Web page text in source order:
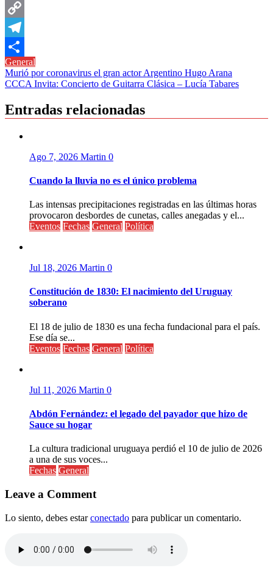
Messenger
Copy
Link
Telegram
Compartir
General
Navegación
de
entradas
Murió por coronavirus el gran actor Argentino Hugo Arana
CCCA Invita: Concierto de Guitarra Clásica – Lucía Tabares
Entradas relacionadas
Ago 7, 2026 Martin 0
Cuando la lluvia no es el único problema
Las intensas precipitaciones registradas en las últimas horas
provocaron desbordes de cunetas, calles anegadas y el...
Eventos Fechas General Política
Jul 18, 2026 Martin 0
Constitución de 1830: El nacimiento del Uruguay
soberano
El 18 de julio de 1830 es una fecha fundacional para el país.
Ese día se...
Eventos Fechas General Política
Jul 11, 2026 Martin 0
Abdón Fernández: el legado del payador que hizo de
Sauce su hogar
La cultura tradicional uruguaya perdió el 10 de julio de 2026
a una de sus voces...
Fechas General
Leave a Comment
Lo siento, debes estarconectado para publicar un comentario.